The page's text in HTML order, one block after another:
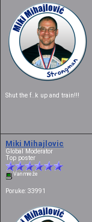
Shut the f..k up and train!!!
Miki Mihajlovic
Global Moderator
Top poster
Van mreže
Poruke: 33991